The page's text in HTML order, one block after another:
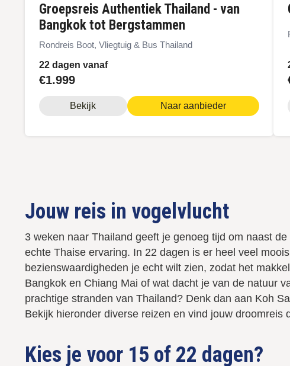
Groepsreis Authentiek Thailand - van
Bangkok tot Bergstammen
Rondreis Boot, Vliegtuig & Bus Thailand
22 dagen vanaf
€1.999
Bekijk Naar aanbieder
Jouw reis in vogelvlucht
3 weken naar Thailand geeft je genoeg tijd om naast
echte Thaise ervaring. In 22 dagen is er heel veel
bezienswaardigheden je echt wilt zien, zodat het
Bangkok en Chiang Mai of wat dacht je van de natuur
prachtige stranden van Thailand? Denk dan aan Koh
Bekijk hieronder diverse reizen en vind jouw droomreis
Kies je voor 15 of 22 dagen?